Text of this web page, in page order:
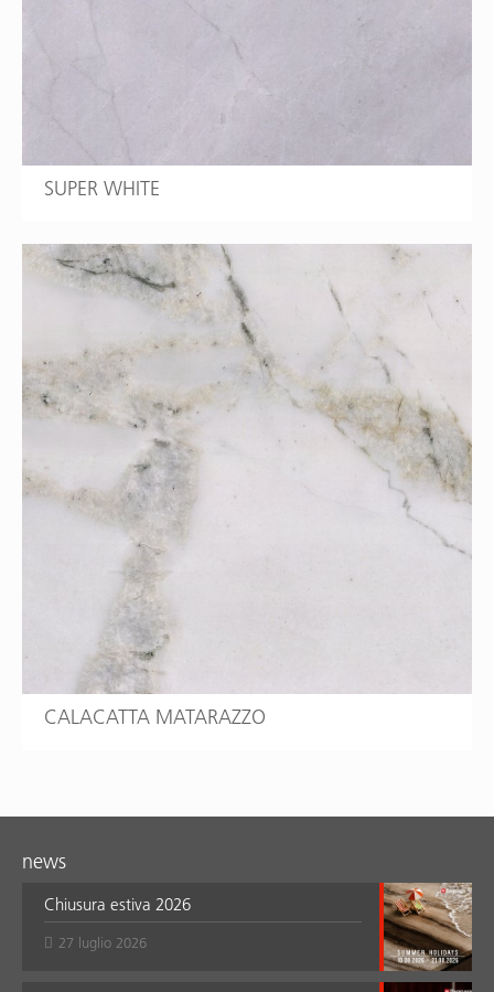
SUPER WHITE
CALACATTA MATARAZZO
news
Chiusura estiva 2026
27 luglio 2026